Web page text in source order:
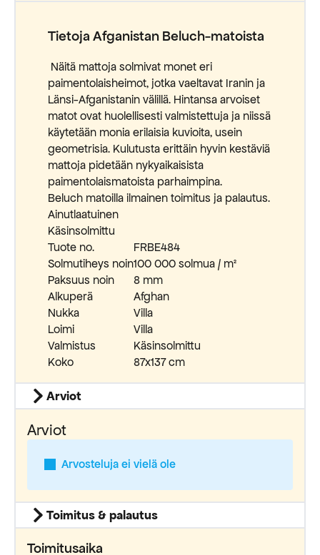
Tietoja Afganistan Beluch-matoista
Näitä mattoja solmivat monet eri
paimentolaisheimot, jotka vaeltavat Iranin ja
Länsi-Afganistanin välillä. Hintansa arvoiset
matot ovat huolellisesti valmistettuja ja niissä
käytetään monia erilaisia kuvioita, usein
geometrisia. Kulutusta erittäin hyvin kestäviä
mattoja pidetään nykyaikaisista
paimentolaismatoista parhaimpina.
Beluch matoilla ilmainen toimitus ja palautus.
Ainutlaatuinen
Käsinsolmittu
Tuote no.
FRBE484
Solmutiheys noin100 000 solmua / m²
Paksuus noin
8 mm
Alkuperä
Afghan
Nukka
Villa
Loimi
Villa
Valmistus
Käsinsolmittu
Koko
87x137 cm
Arviot
Arviot
Arvosteluja ei vielä ole
Toimitus & palautus
Toimitusaika